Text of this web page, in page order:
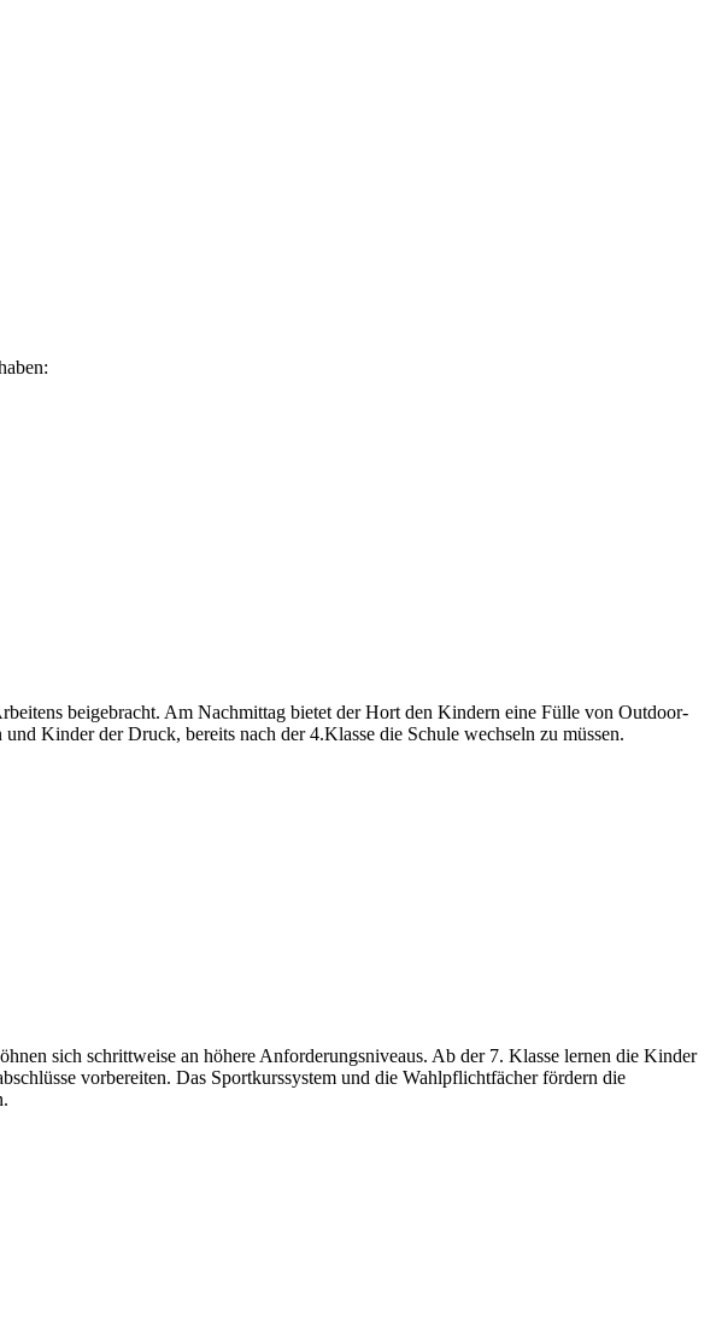
beigebracht. Am Nachmittag bietet der Hort den Kindern eine Fülle von Outdoor-
Kinder der Druck, bereits nach der 4.Klasse die Schule wechseln zu müssen.
sich schrittweise an höhere Anforderungsniveaus. Ab der 7. Klasse lernen die Kinder
vorbereiten. Das Sportkurssystem und die Wahlpflichtfächer fördern die